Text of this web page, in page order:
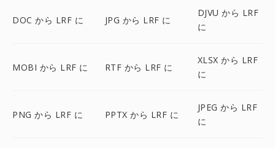
DOC から LRF に JPG から LRF に
DJVU から LRF
に
MOBI から LRF に RTF から LRF に
XLSX から LRF
に
PNG から LRF に PPTX から LRF に
JPEG から LRF
に